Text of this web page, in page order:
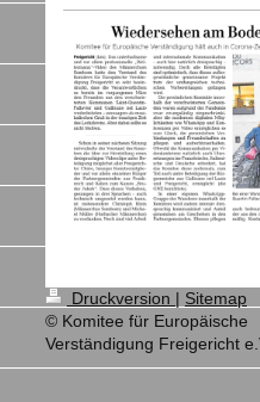
Druckversion | Sitemap
© Komitee für Europäische
Verständigung Freigericht